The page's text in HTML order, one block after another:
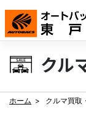
Skip
content
クル
ホーム クルマ買取